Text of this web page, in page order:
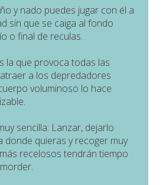
y nado puedes jugar con él a
sin que se caiga al fondo
o final de reculas.
la que provoca todas las
a los depredadores
voluminoso lo hace
sencilla: Lanzar, dejarlo
donde quieras y recoger muy
recelosos tendrán tiempo